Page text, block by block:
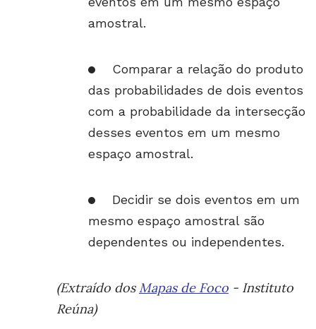
amostral.
Comparar a relação do produto
das probabilidades de dois eventos
com a probabilidade da intersecção
desses eventos em um mesmo
espaço amostral.
Decidir se dois eventos em um
mesmo espaço amostral são
dependentes ou independentes.
(Extraído dos Mapas de Foco - Instituto
Reúna)